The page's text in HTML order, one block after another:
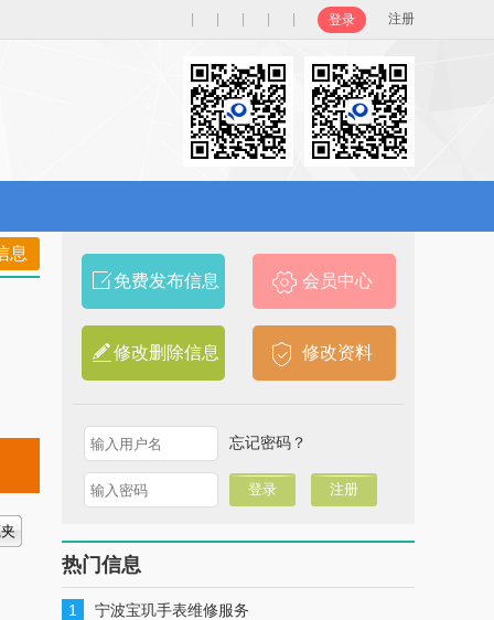
登录 注册
息
免费发布信息 会员中心
修改删除信息 修改资料
忘记密码？
热门信息
1 宁波宝玑手表维修服务